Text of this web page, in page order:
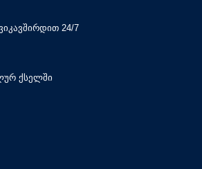
24/7
ქსელში